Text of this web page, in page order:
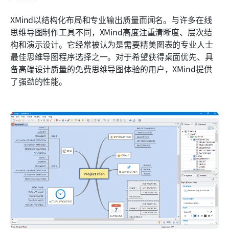
XMind以结构化布局和专业输出质量而闻名。与许多在线
思维导图制作工具不同，XMind高度注重清晰度、层次结
构和演示设计。它经常被认为是需要精美图表的专业人士
最佳思维导图程序选择之一。对于希望获得桌面优先、具
备高端设计质量的免费思维导图体验的用户，XMind提供
了强劲的性能。